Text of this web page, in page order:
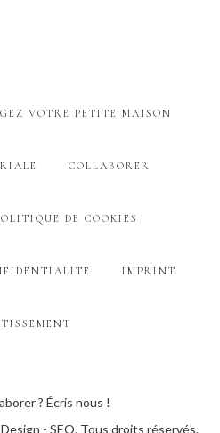
VOTRE PETITE MAISON
COLLABORER
DE COOKIES
IMPRINT
? Écris nous !
- SEO. Tous droits réservés.